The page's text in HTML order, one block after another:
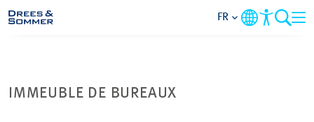
FR
IMMEUBLE DE BUREAUX